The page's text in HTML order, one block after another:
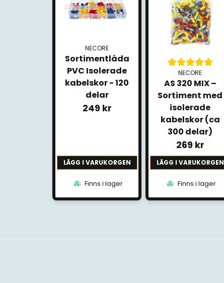
NECORE
Sortimentlåda
PVC Isolerade
kabelskor - 120
delar
249 kr
LÄGG I VARUKORGEN
Finns i lager
NECORE
AS 320 MIX –
Sortiment med
isolerade
kabelskor (ca
300 delar)
269 kr
LÄGG I VARUKORGEN
Finns i lager